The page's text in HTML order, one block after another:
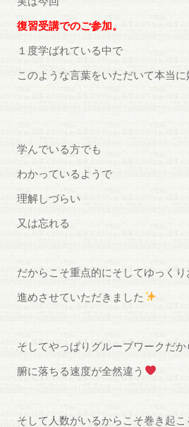
復習受講でのご参加。
１度学ばれている中で
このような言葉をいただいて本当に
学んでいる方でも
わかっているようで
理解しづらい
又は忘れる
だからこそ重点的にそしてゆっくり
進めさせていただきました
そしてやっぱりグループワークだか
腑に落ちる速度が全然違う
そして人数がいるからこそ巻き起